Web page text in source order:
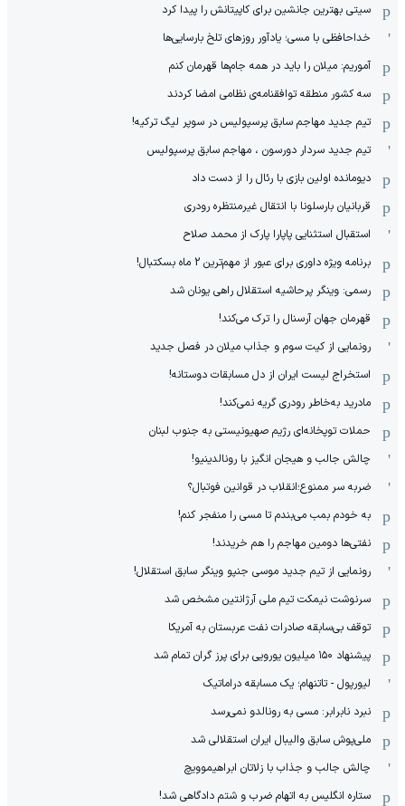
سیتی بهترین جانشین برای کاپیتانش را پیدا کرد
خداحافظی با مسی؛ یادآور روزهای تلخ بارسایی‌ها
آموریم: میلان را باید در همه جام‌ها قهرمان کنم
سه کشور منطقه توافقنامه‌ی نظامی امضا کردند
تیم جدید مهاجم سابق پرسپولیس در سوپر لیگ ترکیه!
تیم جدید سردار دورسون ، مهاجم سابق پرسپولیس
دیومانده اولین بازی با رئال را از دست داد
قربانیان بارسلونا با انتقال غیرمنتظره رودری
استقبال استثنایی پاپارا پارک از محمد صلاح
برنامه ویژه داوری برای عبور از مهم‌ترین 2 ماه بسکتبال!
رسمی: وینگر پرحاشیه استقلال راهی یونان شد
قهرمان جهان آرسنال را ترک می‌کند!
رونمایی از کیت سوم و جذاب میلان در فصل جدید
استخراج لیست ایران از دل مسابقات دوستانه!
مادرید به‌خاطر رودری گریه نمی‌کند!
حملات توپخانه‌ای رژیم صهیونیستی به جنوب لبنان
چالش جالب و هیجان انگیز با رونالدینیو!
ضربه سر ممنوع؛انقلاب در قوانین فوتبال؟
به خودم بمب می‌بندم تا مسی را منفجر کنم!
نفتی‌ها دومین مهاجم را هم خریدند!
رونمایی از تیم جدید موسی جنپو وینگر سابق استقلال!
سرنوشت نیمکت تیم ملی آرژانتین مشخص شد
توقف بی‌سابقه صادرات نفت عربستان به آمریکا
پیشنهاد ۱۵۰ میلیون یورویی برای پرز گران تمام شد
لیورپول - تاتنهام؛ یک مسابقه دراماتیک
نبرد نابرابر: مسی به رونالدو نمی‌رسد
ملی‌پوش سابق والیبال ایران استقلالی شد
چالش جالب و جذاب با زلاتان ابراهیموویچ
ستاره انگلیس به اتهام ضرب و شتم دادگاهی شد!